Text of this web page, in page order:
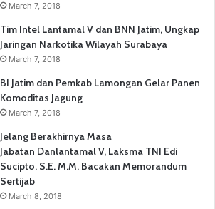
March 7, 2018
Tim Intel Lantamal V dan BNN Jatim, Ungkap
Jaringan Narkotika Wilayah Surabaya
March 7, 2018
BI Jatim dan Pemkab Lamongan Gelar Panen
Komoditas Jagung
March 7, 2018
Jelang Berakhirnya Masa
Jabatan Danlantamal V, Laksma TNI Edi
Sucipto, S.E. M.M. Bacakan Memorandum
Sertijab
March 8, 2018